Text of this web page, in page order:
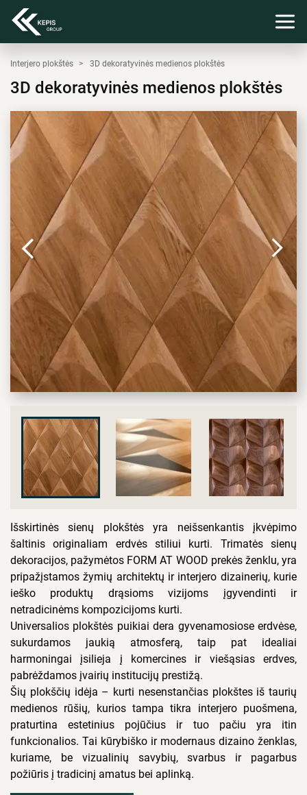
Interjero plokštės 3D dekoratyvinės medienos plokštės
3D dekoratyvinės medienos plokštės
Išskirtinės sienų plokštės yra neišsenkantis įkvėpimo
šaltinis originaliam erdvės stiliui kurti. Trimatės sienų
dekoracijos, pažymėtos FORM AT WOOD prekės ženklu, yra
pripažįstamos žymių architektų ir interjero dizainerių, kurie
ieško produktų drąsioms vizijoms įgyvendinti ir
netradicinėms kompozicijoms kurti.
Universalios plokštės puikiai dera gyvenamosiose erdvėse,
sukurdamos jaukią atmosferą, taip pat idealiai
harmoningai įsilieja į komercines ir viešąsias erdves,
pabrėždamos įvairių institucijų prestižą.
Šių plokščių idėja – kurti nesenstančias plokštes iš taurių
medienos rūšių, kurios tampa tikra interjero puošmena,
praturtina estetinius pojūčius ir tuo pačiu yra itin
funkcionalios. Tai kūrybiško ir modernaus dizaino ženklas,
kuriame, be vizualinių savybių, svarbus ir pagarbus
požiūris į tradicinį amatus bei aplinką.